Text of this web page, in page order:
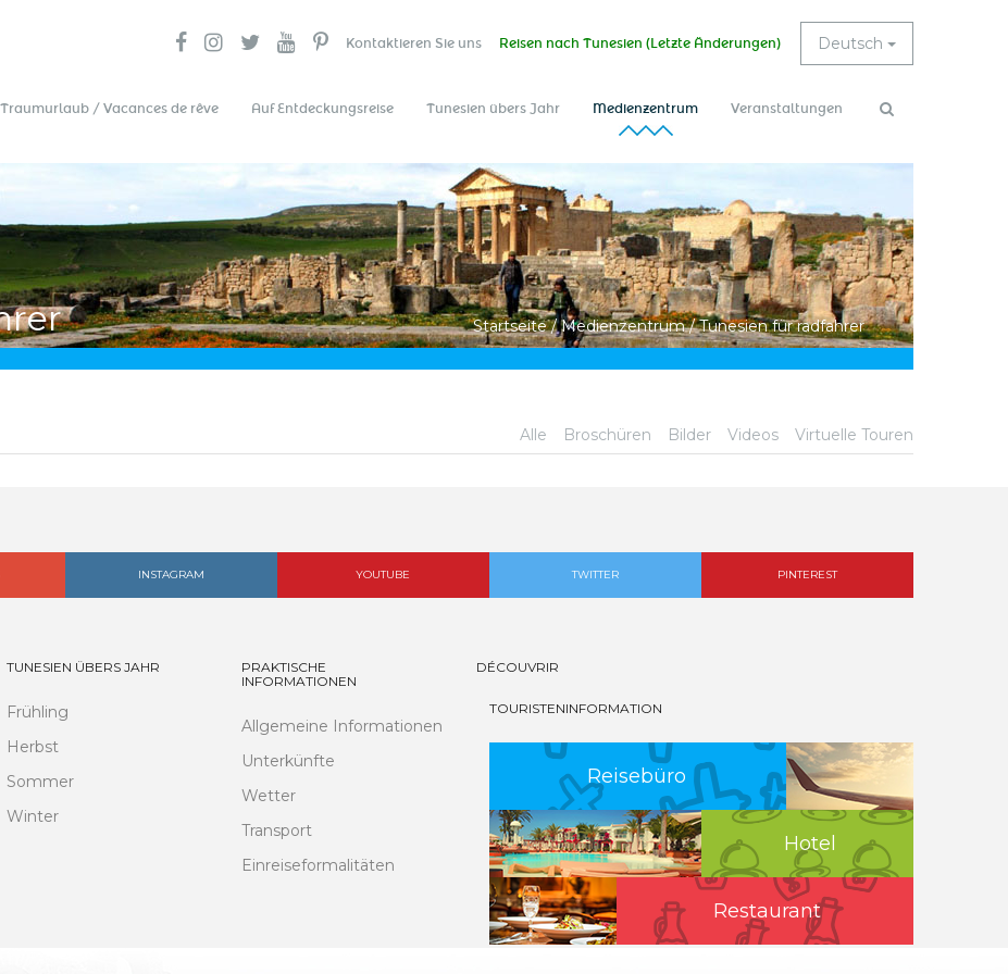
Deutsch
Kontaktieren Sie uns Reisen nach Tunesien (Letzte Änderungen)
Traumurlaub / Vacances de rêve Auf Entdeckungsreise Tunesien übers Jahr Medienzentrum Veranstaltungen
Suchformular
Startseite / Medienzentrum / Tunesien für radfahrer
Alle Broschüren Bilder Videos Virtuelle Touren
INSTAGRAM YOUTUBE TWITTER PINTEREST
TUNESIEN ÜBERS JAHR
Frühling
Herbst
Sommer
Winter
PRAKTISCHE
INFORMATIONEN
Allgemeine Informationen
Unterkünfte
Wetter
Transport
Einreiseformalitäten
DÉCOUVRIR
TOURISTENINFORMATION
Reisebüro
Hotel
Restaurant